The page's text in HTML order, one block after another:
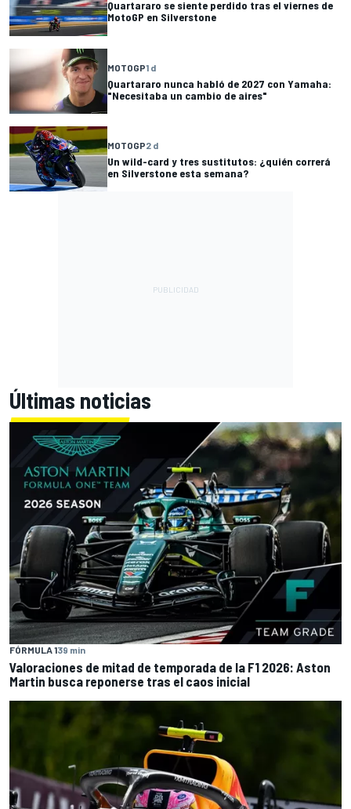
Quartararo se siente perdido tras el viernes de
MotoGP en Silverstone
MOTOGP1 d
Quartararo nunca habló de 2027 con Yamaha:
"Necesitaba un cambio de aires"
MOTOGP2 d
Un wild-card y tres sustitutos: ¿quién correrá
en Silverstone esta semana?
Últimas noticias
FÓRMULA 139 min
Valoraciones de mitad de temporada de la F1 2026: Aston
Martin busca reponerse tras el caos inicial